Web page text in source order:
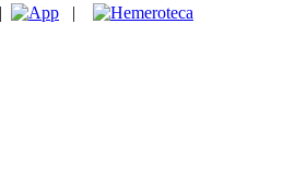
| |